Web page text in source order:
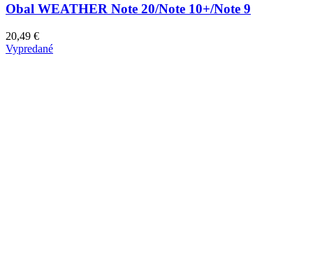
Obal WEATHER Note 20/Note 10+/Note 9
20,49 €
Vypredané